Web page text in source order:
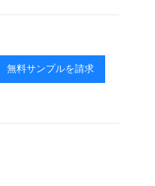
閲覧
無料サンプルを請求